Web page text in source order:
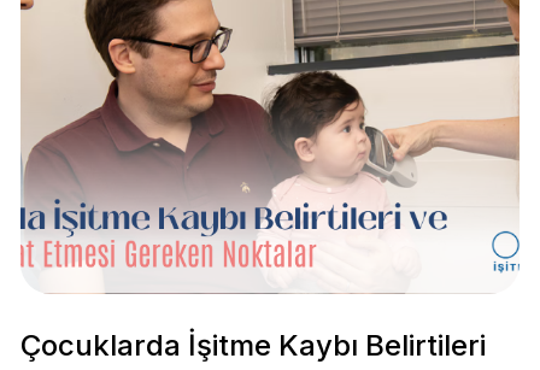
Çocuklarda İşitme Kaybı Belirtileri